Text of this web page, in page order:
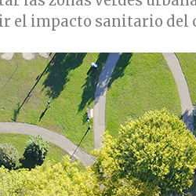
el impacto sanitario del